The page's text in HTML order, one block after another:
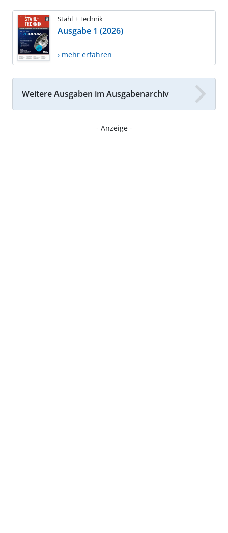
Stahl + Technik
Ausgabe 1 (2026)
› mehr erfahren
Weitere Ausgaben im Ausgabenarchiv
- Anzeige -